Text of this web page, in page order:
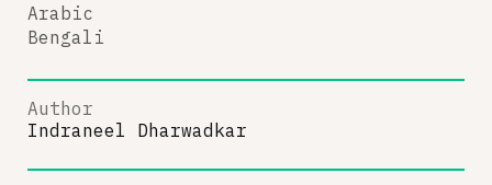
Arabic
Bengali
Author
Indraneel Dharwadkar